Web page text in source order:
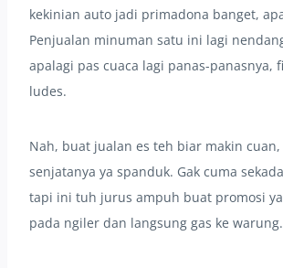
kekinian auto jadi primadona banget,
Penjualan minuman satu ini lagi
apalagi pas cuaca lagi panas-panasnya,
ludes.
Nah, buat jualan es teh biar makin
senjatanya ya spanduk. Gak cuma
tapi ini tuh jurus ampuh buat promosi
pada ngiler dan langsung gas ke warung.